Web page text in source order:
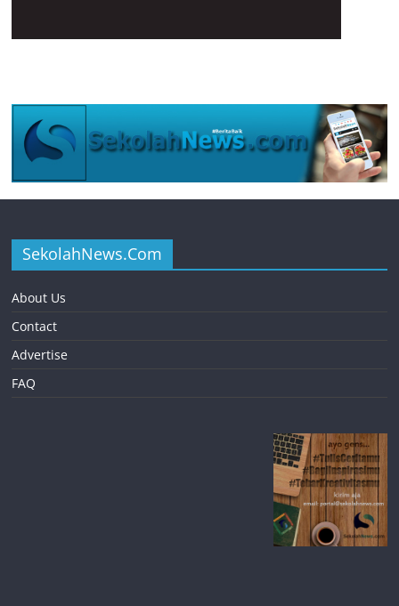
SekolahNews.Com
About Us
Contact
Advertise
FAQ